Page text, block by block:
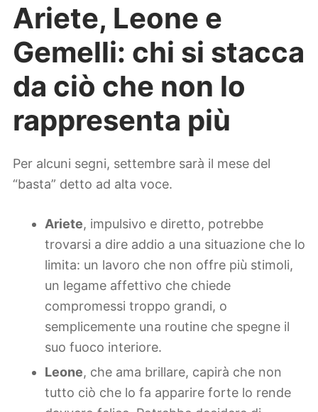
Ariete, Leone e
Gemelli: chi si stacca
da ciò che non lo
rappresenta più
Per alcuni segni, settembre sarà il mese del
“basta” detto ad alta voce.
Ariete, impulsivo e diretto, potrebbe
trovarsi a dire addio a una situazione che lo
limita: un lavoro che non offre più stimoli,
un legame affettivo che chiede
compromessi troppo grandi, o
semplicemente una routine che spegne il
suo fuoco interiore.
Leone, che ama brillare, capirà che non
tutto ciò che lo fa apparire forte lo rende